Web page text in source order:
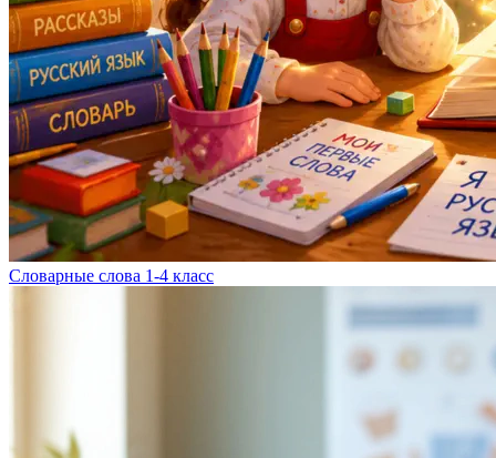
Словарные слова 1-4 класс